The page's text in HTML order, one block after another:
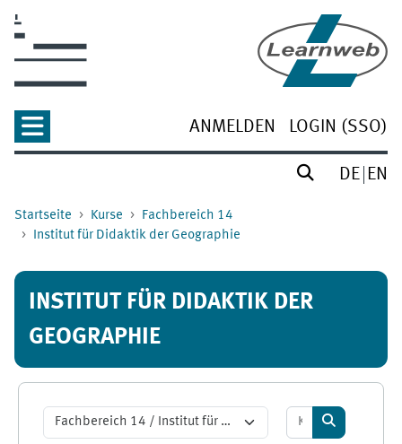
ANMELDEN LOGIN (SSO)
DE EN
Startseite Kurse
Fachbereich 14
Institut für Didaktik der Geographie
INSTITUT FÜR DIDAKTIK DER
GEOGRAPHIE
Kurse suchen
Kurse